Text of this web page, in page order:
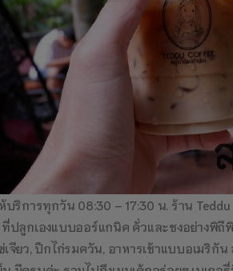
ห้บริการทุกวัน 08:30 – 17:30 น. ร้าน
ที่ปลูกเองแบบออร์แกนิค คั่วและชงอย่างพิ
ข่เจียว, ปีกไก่รมควัน, อาหารเช้าแบบอเมริ